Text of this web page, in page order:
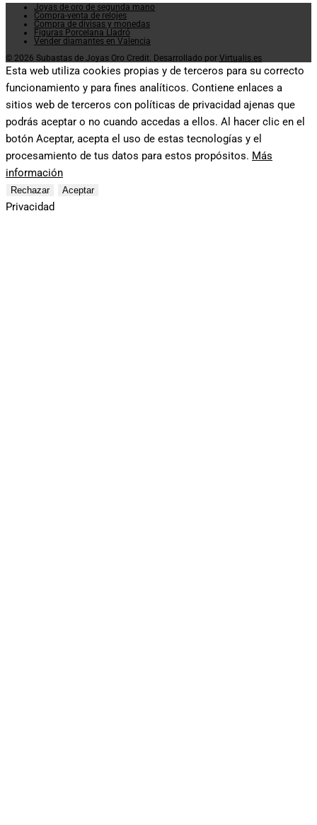
Joyas de oro de segunda mano
Compra-venta de relojes
Compra de divisas y monedas
Figuras Porcelana Lladró
Vender diamantes en Valencia
© 2026 Subastas de Joyas Oro Credit. Desarrollado por Virtualis.es
Esta web utiliza cookies propias y de terceros para su correcto
funcionamiento y para fines analíticos. Contiene enlaces a
sitios web de terceros con políticas de privacidad ajenas que
podrás aceptar o no cuando accedas a ellos. Al hacer clic en el
botón Aceptar, acepta el uso de estas tecnologías y el
procesamiento de tus datos para estos propósitos. Más
información
Rechazar Aceptar
Privacidad